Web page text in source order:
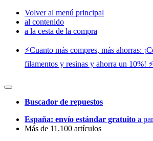
Volver al menú principal
al contenido
a la cesta de la compra
⚡️Cuanto más compres, más ahorras:
filamentos y resinas y ahorra un 10%! ⚡️
Buscador de repuestos
España: envío estándar gratuito a
Más de 11.100 artículos